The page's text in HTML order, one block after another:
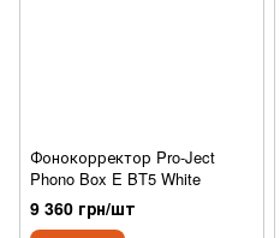
Фонокорректор Pro-Ject
Phono Box E BT5 White
9 360 грн/шт